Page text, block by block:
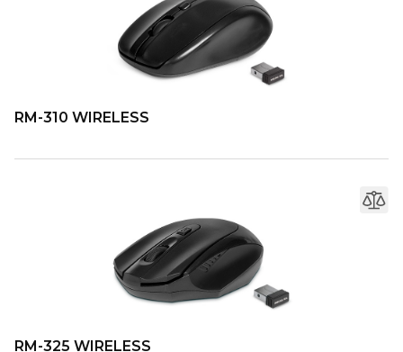
RM-310 WIRELESS
RM-325 WIRELESS